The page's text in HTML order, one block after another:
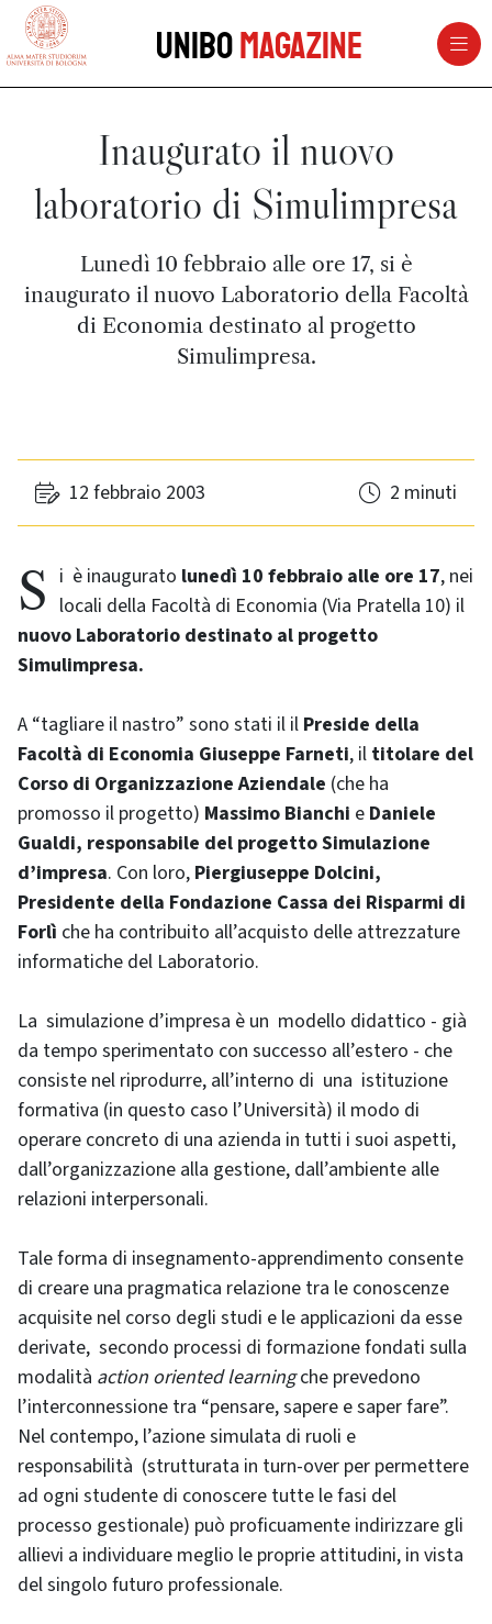
vai al contenuto della pagina
UniboMagazine
Inaugurato il nuovo
laboratorio di Simulimpresa
Lunedì 10 febbraio alle ore 17, si è
inaugurato il nuovo Laboratorio della Facoltà
di Economia destinato al progetto
Simulimpresa.
12 febbraio 2003 2 minuti
Si è inaugurato lunedì 10 febbraio alle ore 17, nei
locali della Facoltà di Economia (Via Pratella 10) il
nuovo Laboratorio destinato al progetto
Simulimpresa.
A “tagliare il nastro” sono stati il il Preside della
Facoltà di Economia Giuseppe Farneti, il titolare del
Corso di Organizzazione Aziendale (che ha
promosso il progetto) Massimo Bianchi e Daniele
Gualdi, responsabile del progetto Simulazione
d’impresa. Con loro, Piergiuseppe Dolcini,
Presidente della Fondazione Cassa dei Risparmi di
Forlì che ha contribuito all’acquisto delle attrezzature
informatiche del Laboratorio.
La simulazione d’impresa è un modello didattico - già
da tempo sperimentato con successo all’estero - che
consiste nel riprodurre, all’interno di una istituzione
formativa (in questo caso l’Università) il modo di
operare concreto di una azienda in tutti i suoi aspetti,
dall’organizzazione alla gestione, dall’ambiente alle
relazioni interpersonali.
Tale forma di insegnamento-apprendimento consente
di creare una pragmatica relazione tra le conoscenze
acquisite nel corso degli studi e le applicazioni da esse
derivate, secondo processi di formazione fondati sulla
modalità action oriented learningche prevedono
l’interconnessione tra “pensare, sapere e saper fare”.
Nel contempo, l’azione simulata di ruoli e
responsabilità (strutturata in turn-over per permettere
ad ogni studente di conoscere tutte le fasi del
processo gestionale) può proficuamente indirizzare gli
allievi a individuare meglio le proprie attitudini, in vista
del singolo futuro professionale.